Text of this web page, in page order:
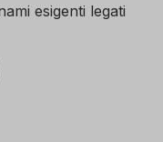
esigenti legati